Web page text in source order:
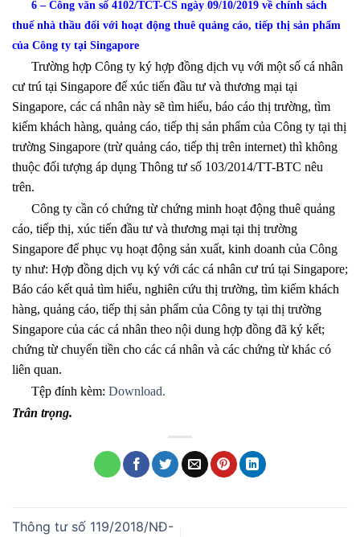
6 – Công văn số 4102/TCT-CS ngày 09/10/2019 về chính sách
thuế nhà thầu đối với hoạt động thuê quảng cáo, tiếp thị sản phẩm
của Công ty tại Singapore
Trường hợp Công ty ký hợp đồng dịch vụ với một số cá nhân
cư trú tại Singapore để xúc tiến đầu tư và thương mại tại
Singapore, các cá nhân này sẽ tìm hiểu, báo cáo thị trường, tìm
kiếm khách hàng, quảng cáo, tiếp thị sản phẩm của Công ty tại thị
trường Singapore (trừ quảng cáo, tiếp thị trên internet) thì không
thuộc đối tượng áp dụng Thông tư số 103/2014/TT-BTC nêu
trên.
Công ty cần có chứng từ chứng minh hoạt động thuê quảng
cáo, tiếp thị, xúc tiến đầu tư và thương mại tại thị trường
Singapore để phục vụ hoạt động sản xuất, kinh doanh của Công
ty như: Hợp đồng dịch vụ ký với các cá nhân cư trú tại Singapore;
Báo cáo kết quả tìm hiểu, nghiên cứu thị trường, tìm kiếm khách
hàng, quảng cáo, tiếp thị sản phẩm của Công ty tại thị trường
Singapore của các cá nhân theo nội dung hợp đồng đã ký kết;
chứng từ chuyển tiền cho các cá nhân và các chứng từ khác có
liên quan.
Tệp đính kèm: Download.
Trân trọng.
Thông tư số 119/2018/NĐ-